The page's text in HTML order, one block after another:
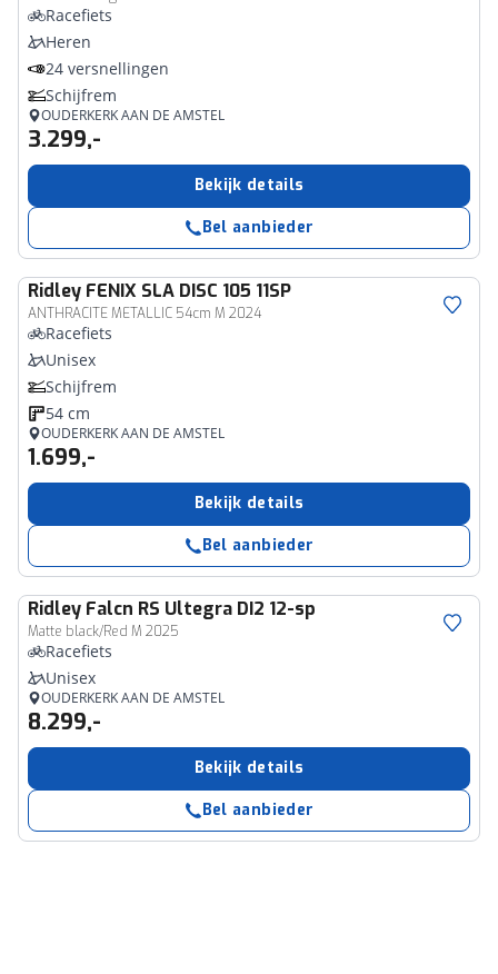
Racefiets
Heren
24 versnellingen
Schijfrem
OUDERKERK AAN DE AMSTEL
3.299,-
Bekijk details
Bel aanbieder
Ridley FENIX SLA DISC 105 11SP
ANTHRACITE METALLIC 54cm M 2024
Racefiets
Unisex
Schijfrem
54 cm
OUDERKERK AAN DE AMSTEL
1.699,-
Bekijk details
Bel aanbieder
Ridley Falcn RS Ultegra DI2 12-sp
Matte black/Red M 2025
Racefiets
Unisex
OUDERKERK AAN DE AMSTEL
8.299,-
Bekijk details
Bel aanbieder